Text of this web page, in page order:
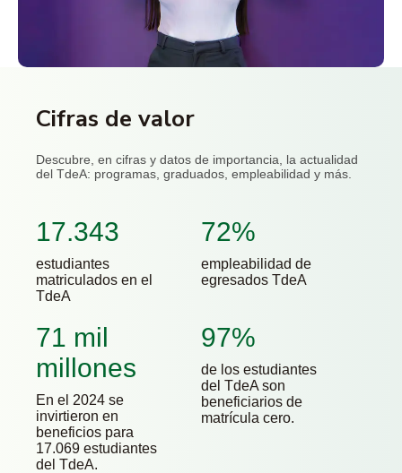
Cifras de valor
Descubre, en cifras y datos de importancia, la actualidad
del TdeA: programas, graduados, empleabilidad y más.
17.343
estudiantes
matriculados en el
TdeA
72%
empleabilidad de
egresados TdeA
71 mil
millones
En el 2024 se
invirtieron en
beneficios para
17.069 estudiantes
del TdeA.
97%
de los estudiantes
del TdeA son
beneficiarios de
matrícula cero.